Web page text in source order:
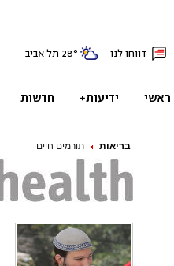
בריאות תורמים חיים